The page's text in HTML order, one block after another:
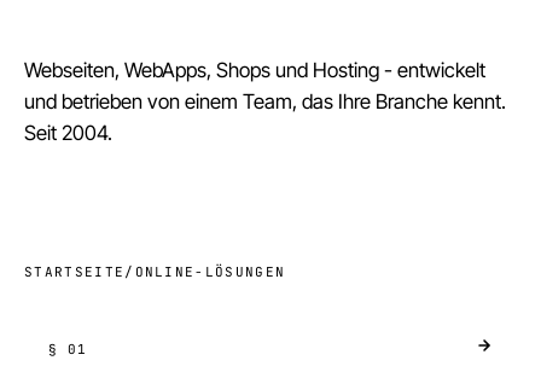
Webseiten, WebApps, Shops und Hosting - entwickelt
und betrieben von einem Team, das Ihre Branche kennt.
Seit 2004.
STARTSEITE / ONLINE-LÖSUNGEN
§01